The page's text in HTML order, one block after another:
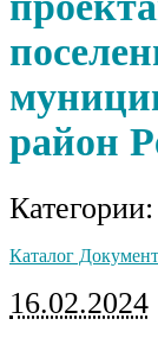
район
Категории:
Каталог
16.02.2024